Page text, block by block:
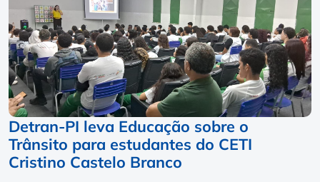
Detran-PI leva Educação sobre o
Trânsito para estudantes do CETI
Cristino Castelo Branco